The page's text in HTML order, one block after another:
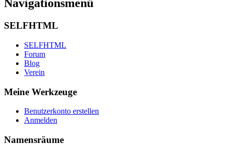
Navigationsmenü
SELFHTML
SELFHTML
Forum
Blog
Verein
Meine Werkzeuge
Benutzerkonto erstellen
Anmelden
Namensräume